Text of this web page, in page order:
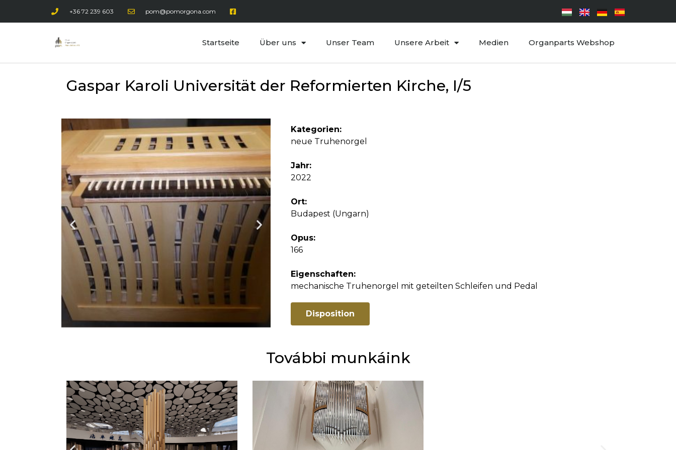
+36 72 239 603 pom@pomorgona.com
Startseite Über uns Unser Team Unsere Arbeit Medien Organparts Webshop
Gaspar Karoli Universität der Reformierten Kirche, I/5
Kategorien:
neue Truhenorgel
Jahr:
2022
Ort:
Budapest (Ungarn)
Opus:
166
Eigenschaften:
mechanische Truhenorgel mit geteilten Schleifen und Pedal
Disposition
További munkáink